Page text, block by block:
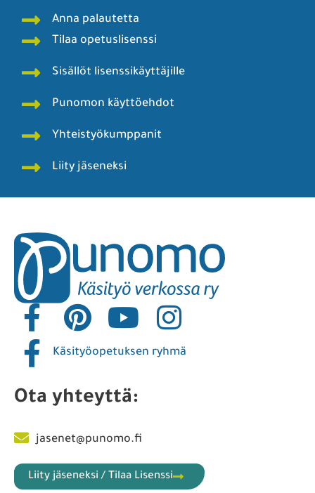
Anna palautetta
Tilaa opetuslisenssi
Sisällöt lisenssikäyttäjille
Punomon käyttöehdot
Yhteistyökumppanit
Liity jäseneksi
Käsityöopetuksen ryhmä
Ota yhteyttä:
jasenet@punomo.fi
Liity jäseneksi / Tilaa Lisenssi